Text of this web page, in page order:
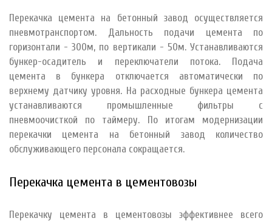
Перекачка цемента на бетонный завод осуществляется
пневмотранспортом. Дальность подачи цемента по
горизонтали - 300м, по вертикали - 50м. Устанавливаются
бункер-осадитель и переключатели потока. Подача
цемента в бункера отключается автоматически по
верхнему датчику уровня. На расходные бункера цемента
устанавливаются промышленные фильтры с
пневмоочисткой по таймеру. По итогам модернизации
перекачки цемента на бетонный завод количество
обслуживающего персонала сокращается.
Перекачка цемента в цементовозы
Перекачку цемента в цементовозы эффективнее всего